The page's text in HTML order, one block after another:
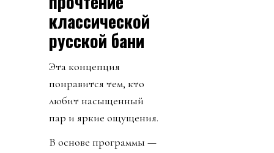
классической
русской бани
Эта концепция
понравится тем, кто
любит насыщенный
пар и яркие ощущения.
В основе программы —